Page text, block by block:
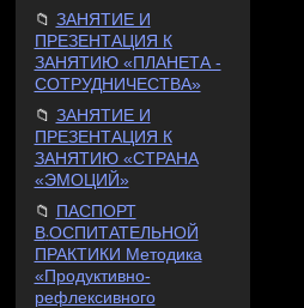
ЗАНЯТИЕ И
ПРЕЗЕНТАЦИЯ К
ЗАНЯТИЮ «ПЛАНЕТА -
СОТРУДНИЧЕСТВА»
ЗАНЯТИЕ И
ПРЕЗЕНТАЦИЯ К
ЗАНЯТИЮ «СТРАНА
«ЭМОЦИЙ»
ПАСПОРТ
В܁ОСПИТАТЕЛЬНОЙ
ПРАКТИКИ Методика
«Продуктивно-
рефлексивного